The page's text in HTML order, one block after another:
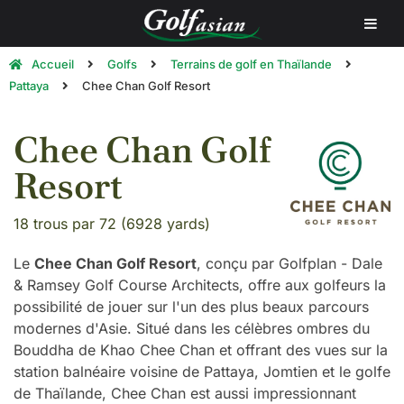
Accueil Golfs
Terrains de golf en Thaïlande
Pattaya
Chee Chan Golf Resort
Chee Chan Golf
Resort
18 trous par 72 (6928 yards)
Le Chee Chan Golf Resort, conçu par Golfplan - Dale
& Ramsey Golf Course Architects, offre aux golfeurs la
possibilité de jouer sur l'un des plus beaux parcours
modernes d'Asie. Situé dans les célèbres ombres du
Bouddha de Khao Chee Chan et offrant des vues sur la
station balnéaire voisine de Pattaya, Jomtien et le golfe
de Thaïlande, Chee Chan est aussi impressionnant